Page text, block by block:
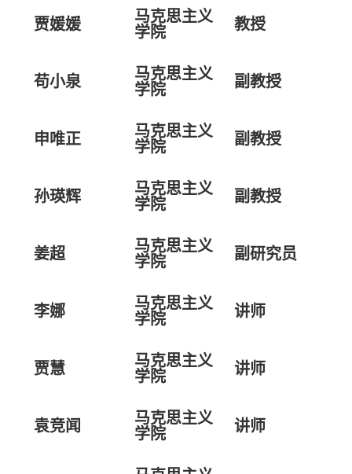
贾媛媛
马克思主义
学院
教授
苟小泉
马克思主义
学院
副教授
申唯正
马克思主义
学院
副教授
孙瑛辉
马克思主义
学院
副教授
姜超
马克思主义
学院
副研究员
李娜
马克思主义
学院
讲师
贾慧
马克思主义
学院
讲师
袁竞闻
马克思主义
学院
讲师